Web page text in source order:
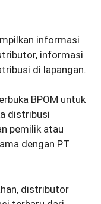
informasi
informasi
di lapangan.
BPOM untuk
distribusi
pemilik atau
dengan PT
distributor